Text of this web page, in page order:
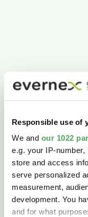
Responsible use of
We and our 1022
e.g. your IP-
store and access
serve personalized
measurement,
development. You
and for what